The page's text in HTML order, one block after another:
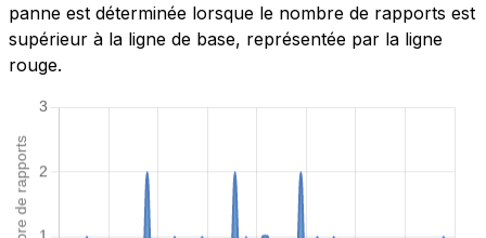
panne est déterminée lorsque le nombre de rapports est
supérieur à la ligne de base, représentée par la ligne
rouge.